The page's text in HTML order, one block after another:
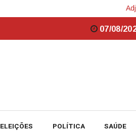
07/08/
ELEIÇÕES POLÍTICA SAÚDE